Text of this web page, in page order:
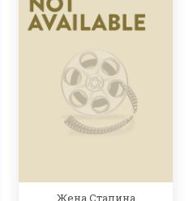
Жена Сталина